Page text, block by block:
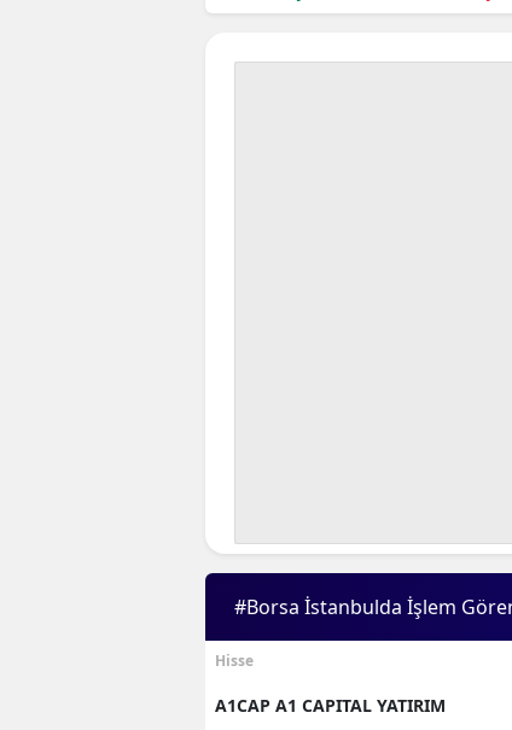
#Borsa İstanbulda İşlem
Hisse
A1CAP A1 CAPITAL YATIRIM